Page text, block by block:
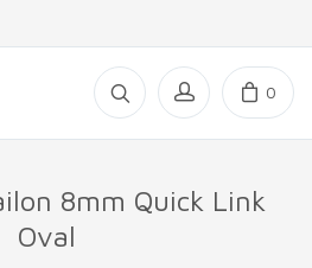
0
8mm Quick Link
Oval